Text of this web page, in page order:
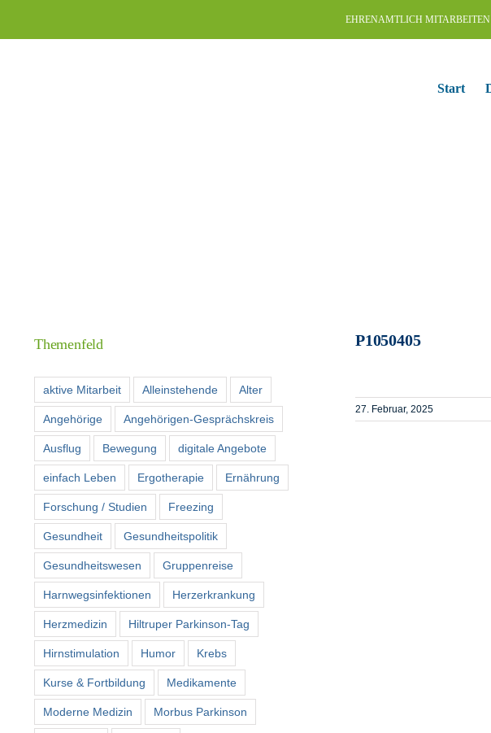
EHRENAMTLICH MITARBEITEN
Start
P1050405
27. Februar, 2025
Themenfeld
aktive Mitarbeit Alleinstehende Alter
Angehörige Angehörigen-Gesprächskreis
Ausflug Bewegung digitale Angebote
einfach Leben Ergotherapie Ernährung
Forschung / Studien Freezing
Gesundheit Gesundheitspolitik
Gesundheitswesen Gruppenreise
Harnwegsinfektionen Herzerkrankung
Herzmedizin Hiltruper Parkinson-Tag
Hirnstimulation Humor Krebs
Kurse & Fortbildung Medikamente
Moderne Medizin Morbus Parkinson